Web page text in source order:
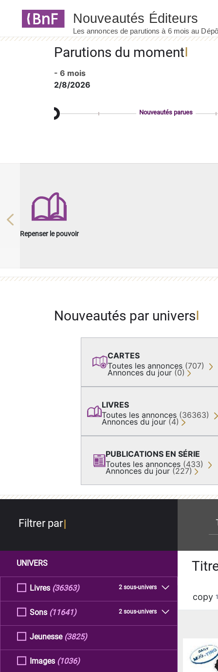
Parutions du moment
- 6 mois
2/8/2026
Nouveautés parues
Repenser le pouvoir
Previous
Nouveautés par univers
CARTES
Toutes les annonces (707)
Annonces du jour (0)
LIVRES
Toutes les annonces (36363)
Annonces du jour (4)
PUBLICATIONS EN SÉRIE
Toutes les annonces (433)
Annonces du jour (227)
Filtrer par
UNIVERS
Livres 2 sous-univers
(36363)
Sons 2 sous-univers
(11641)
Jeunesse (3825)
Images (1036)
copy